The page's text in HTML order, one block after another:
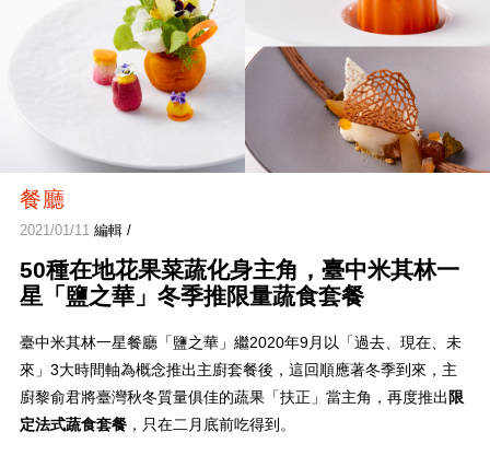
餐廳
2021/01/11編輯 /
50種在地花果菜蔬化身主角，臺中米其林一
星「鹽之華」冬季推限量蔬食套餐
臺中米其林一星餐廳「鹽之華」繼2020年9月以「過去、現在、未
來」3大時間軸為概念推出主廚套餐後，這回順應著冬季到來，主
廚黎俞君將臺灣秋冬質量俱佳的蔬果「扶正」當主角，再度推出 限
定法式蔬食套餐，只在二月底前吃得到。